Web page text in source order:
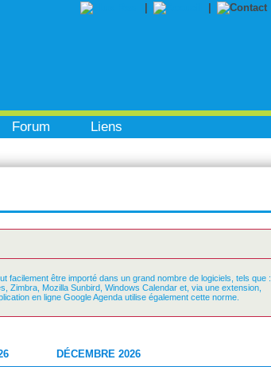
Forum Liens
facilement être importé dans un grand nombre de logiciels, tels que :
Zimbra, Mozilla Sunbird, Windows Calendar et, via une extension,
en ligne Google Agenda utilise également cette norme.
DÉCEMBRE 2026